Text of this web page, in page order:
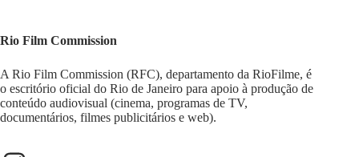
Rio Film Commission
A Rio Film Commission (RFC), departamento da RioFilme, é
o escritório oficial do Rio de Janeiro para apoio à produção de
conteúdo audiovisual (cinema, programas de TV,
documentários, filmes publicitários e web).